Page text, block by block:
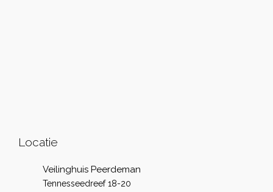
Locatie
Veilinghuis Peerdeman
Tennesseedreef 18-20